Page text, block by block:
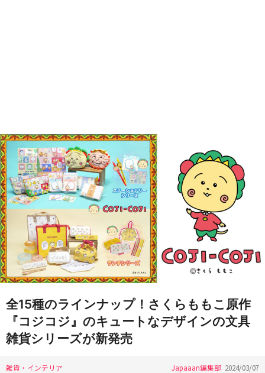
全15種のラインナップ！さくらももこ原作
『コジコジ』のキュートなデザインの文具
雑貨シリーズが新発売
雑貨・インテリア Japaaan編集部 2024/03/07